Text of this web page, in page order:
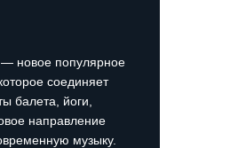
новое популярное
соединяет
балета, йоги,
направление
музыку.